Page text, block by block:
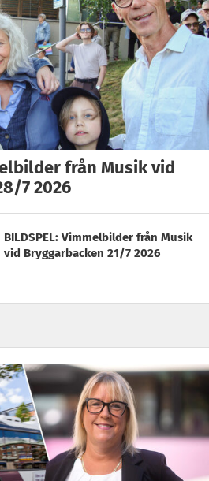
från Musik vid
7 2026
BILDSPEL: Vimmelbilder från Musik
vid Bryggarbacken 21/7 2026